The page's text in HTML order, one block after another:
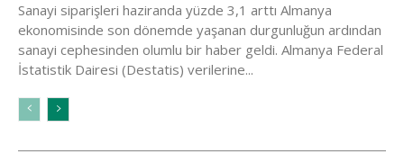
Sanayi siparişleri haziranda yüzde 3,1 arttı Almanya
ekonomisinde son dönemde yaşanan durgunluğun ardından
sanayi cephesinden olumlu bir haber geldi. Almanya Federal
İstatistik Dairesi (Destatis) verilerine...